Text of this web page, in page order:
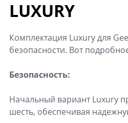
LUXURY
Комплектация Luxury для
безопасности. Вот
Безопасность:
Начальный вариант Luxury
шесть, обеспечивая